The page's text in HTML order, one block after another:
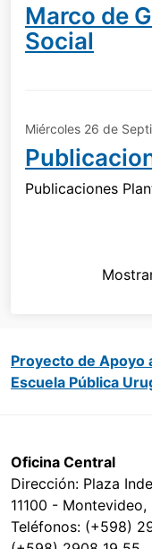
Marco de
Social
Miércoles 26 de
Publicaciones
Proyecto de Apoyo
Escuela Pública
Oficina Central
Dirección: Plaza
11100 - Montevideo,
Teléfonos: (+598)